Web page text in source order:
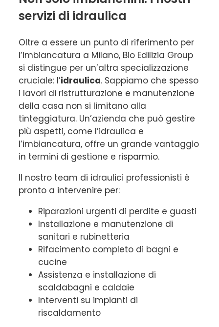
servizi di idraulica
Oltre a essere un punto di riferimento per
l’imbiancatura a Milano, Bio Edilizia Group
si distingue per un’altra specializzazione
cruciale: l’idraulica. Sappiamo che spesso
i lavori di ristrutturazione e manutenzione
della casa non si limitano alla
tinteggiatura. Un’azienda che può gestire
più aspetti, come l’idraulica e
l’imbiancatura, offre un grande vantaggio
in termini di gestione e risparmio.
Il nostro team di idraulici professionisti è
pronto a intervenire per:
Riparazioni urgenti di perdite e guasti
Installazione e manutenzione di
sanitari e rubinetteria
Rifacimento completo di bagni e
cucine
Assistenza e installazione di
scaldabagni e caldaie
Interventi su impianti di
riscaldamento